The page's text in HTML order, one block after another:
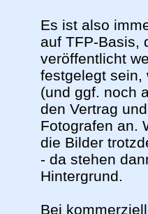
Es ist also
auf TFP-Basis,
veröffentlicht
festgelegt sein,
(und ggf. noch
den Vertrag
Fotografen an.
die Bilder
- da stehen
Hintergrund.
Bei